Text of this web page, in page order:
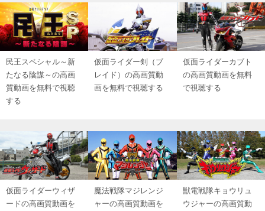
民王スペシャル～新
たなる陰謀～の高画
質動画を無料で視聴
する
仮面ライダー剣（ブ
レイド）の高画質動
画を無料で視聴する
仮面ライダーカブト
の高画質動画を無料
で視聴する
仮面ライダーウィザ
ードの高画質動画を
魔法戦隊マジレンジ
ャーの高画質動画を
獣電戦隊キョウリュ
ウジャーの高画質動